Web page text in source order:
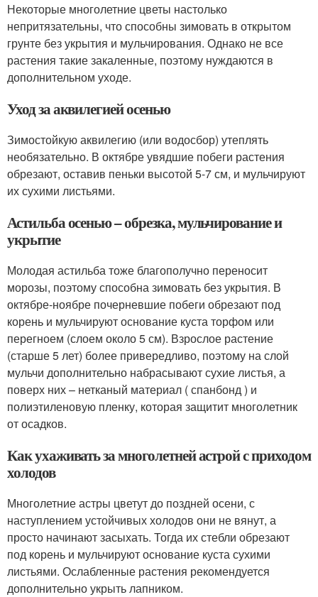
Некоторые многолетние цветы настолько
непритязательны, что способны зимовать в открытом
грунте без укрытия и мульчирования. Однако не все
растения такие закаленные, поэтому нуждаются в
дополнительном уходе.
Уход за аквилегией осенью
Зимостойкую аквилегию (или водосбор) утеплять
необязательно. В октябре увядшие побеги растения
обрезают, оставив пеньки высотой 5-7 см, и мульчируют
их сухими листьями.
Астильба осенью – обрезка, мульчирование и
укрытие
Молодая астильба тоже благополучно переносит
морозы, поэтому способна зимовать без укрытия. В
октябре-ноябре почерневшие побеги обрезают под
корень и мульчируют основание куста торфом или
перегноем (слоем около 5 см). Взрослое растение
(старше 5 лет) более привередливо, поэтому на слой
мульчи дополнительно набрасывают сухие листья, а
поверх них – нетканый материал ( спанбонд ) и
полиэтиленовую пленку, которая защитит многолетник
от осадков.
Как ухаживать за многолетней астрой с приходом
холодов
Многолетние астры цветут до поздней осени, с
наступлением устойчивых холодов они не вянут, а
просто начинают засыхать. Тогда их стебли обрезают
под корень и мульчируют основание куста сухими
листьями. Ослабленные растения рекомендуется
дополнительно укрыть лапником.